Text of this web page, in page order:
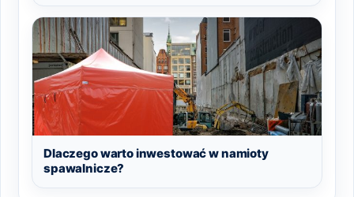
Dlaczego warto inwestować w namioty
spawalnicze?